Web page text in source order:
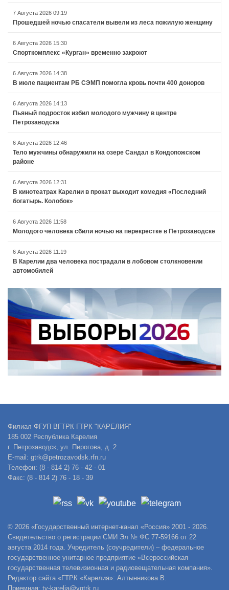
7 Августа 2026 09:19
Прошедшей ночью спасатели вывели из леса пожилую женщину
6 Августа 2026 15:30
Спорткомплекс «Курган» временно закроют
6 Августа 2026 14:38
В июле пациентам РБ СЭМП помогла кровь почти 400 доноров
6 Августа 2026 14:13
Пьяный подросток избил молодого мужчину в центре
Петрозаводска
6 Августа 2026 12:46
Тело мужчины обнаружили на озере Сандал в Кондопожском
районе
6 Августа 2026 12:31
В кинотеатрах Карелии в прокат выходит комедия «Последний
богатырь. Колобок»
6 Августа 2026 11:58
Молодого человека сбили ночью на перекрестке в Петрозаводске
6 Августа 2026 11:19
В Карелии два человека пострадали в лобовом столкновении
автомобилей
Филиал ФГУП ВГТРК ГТРК "КАРЕЛИЯ"
185 002 Республика Карелия
г. Петрозаводск, ул. Пирогова, д. 2
E-mail: gtrk@petrozavodsk.rfn.ru
Телефон: (8 - 814 2) 76 - 42 - 01
Факс: (8 - 814 2) 76 - 18 - 39
© 2026 «Государственный интернет-канал «Россия» 2001 - 2026.
Свидетельство о регистрации СМИ Эл № ФС 77-59166 от 22
августа 2014 года. Учредитель (соучредители) – федеральное
государственное унитарное предприятие «Всероссийская
государственная телевизионная и радиовещательная компания».
Редактор сайта «ГТРК «Карелия»: Алтынникова В.
Приемная: tv-karelia@vgtrk.ru